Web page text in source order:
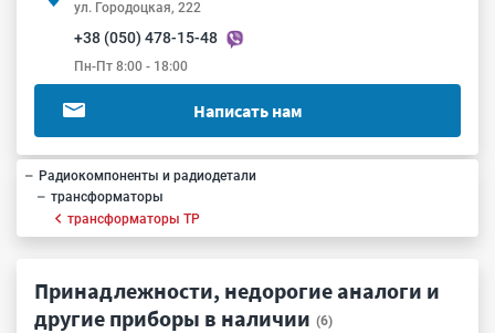
ул. Городоцкая, 222
+38 (050) 478-15-48
Пн-Пт 8:00 - 18:00
Написать нам
Радиокомпоненты и радиодетали
трансформаторы
трансформаторы ТР
Принадлежности, недорогие аналоги и
другие приборы в наличии (6)